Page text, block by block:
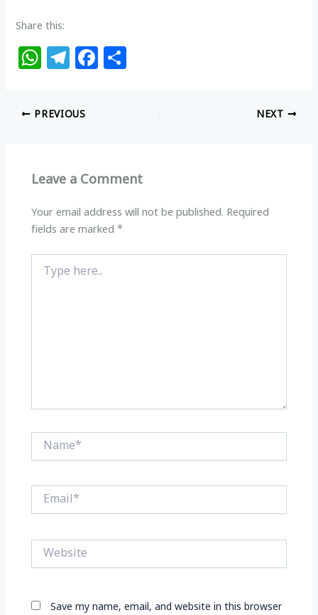
Share this:
W
at
s
p
T
e
g
m
F
o
k
PREVIOUS NEXT
Leave a Comment
Your email address will not be published. Required
fields are marked*
here..
Name*
Email*
Website
Save my name, email, and website in this browser